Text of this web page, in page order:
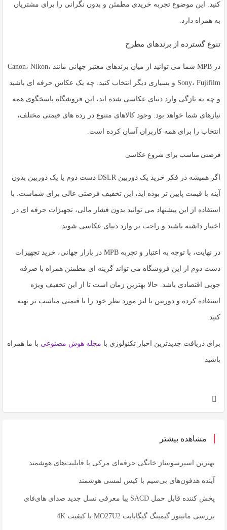
کنید. این موضوع تجربه خریدی مطمئن و بدون نگرانی را برای مشتریان
به همراه دارد.
تنوع گسترده از برندهای مطرح
در MPB شما می توانید از میان برندهای معتبر جهانی مانند Canon، Nikon،
Sony، Fujifilm و بسیاری دیگر انتخاب کنید. چه یک عکاس حرفه ای باشید
و چه به تازگی وارد دنیای عکاسی شده اید، این فروشگاه پاسخگوی همه
نیازهای شما خواهد بود. وجود کالاهای متنوع در رده های قیمتی مختلف،
انتخاب را برای همه کاربران آسان کرده است.
فرصتی مناسب برای شروع عکاسی
اگر همیشه در فکر خرید یک دوربین DSLR دست دوم یا یک دوربین بدون
آینه با قیمت پایین تر بوده اید، این تخفیف فرصتی عالی برای شماست. با
استفاده از این پیشنهاد می توانید بدون فشار مالی، تجهیزات حرفه ای در
اختیار داشته باشید و راحت تر وارد دنیای عکاسی شوید.
در نهایت، با توجه به اعتبار و تجربه MPB در بازار جهانی، خرید تجهیزات
دست دوم از این فروشگاه می تواند گزینه ای مطمئن همراه با صرفه
جویی اقتصادی باشد. حالا بهترین زمان است تا از این تخفیف ویژه
استفاده کرده و دوربین یا لنز مورد نظر خود را با قیمتی مناسب تر تهیه
کنید.
برای دریافت جدیدترین اخبار تکنولوژی با مجله هوش مصنوعی با ما همراه
باشید
مشاهده بیشتر
بهترین اسپرسوساز خانگی حرفه‌ای مرکی با قابلیت‌های هوشمند
آینده هدفون‌های بی‌سیم با کیس لمسی هوشمند
پخش کننده قابل حمل SACD یبا معرفی نسل جدید صدای های‌فای
بررسی مانیتور گیمینگ گیگابایت MO27U2 با کیفیت 4K